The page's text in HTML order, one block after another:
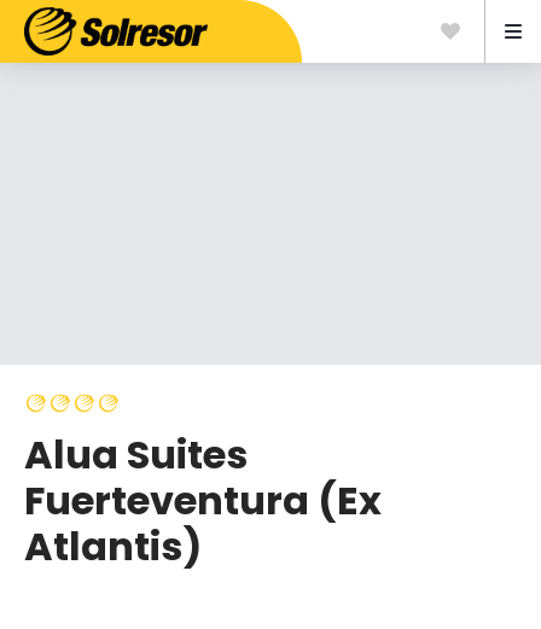
Alua Suites
Fuerteventura (Ex
Atlantis)